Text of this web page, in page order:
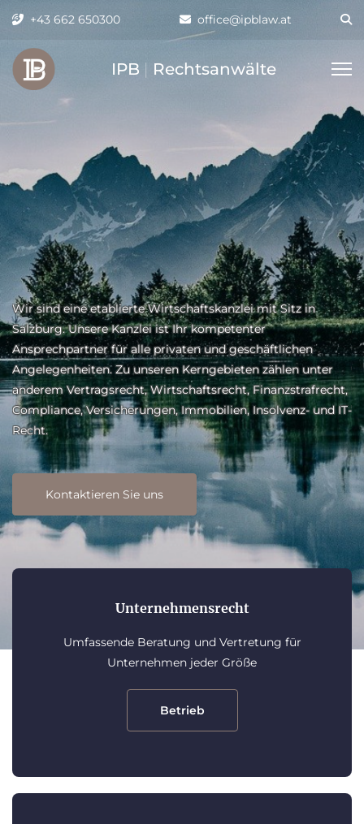
+43 662 650300 office@ipblaw.at
IPB | Rechtsanwälte
Wir sind eine etablierte Wirtschaftskanzlei mit Sitz in
Salzburg. Unsere Kanzlei ist Ihr kompetenter
Ansprechpartner für alle privaten und geschäftlichen
Angelegenheiten. Zu unseren Kerngebieten zählen unter
anderem Vertragsrecht, Wirtschaftsrecht, Finanzstrafrecht,
Compliance, Versicherungen, Immobilien, Insolvenz- und IT-
Recht.
Kontaktieren Sie uns
Unternehmensrecht
Umfassende Beratung und Vertretung für
Unternehmen jeder Größe
Betrieb